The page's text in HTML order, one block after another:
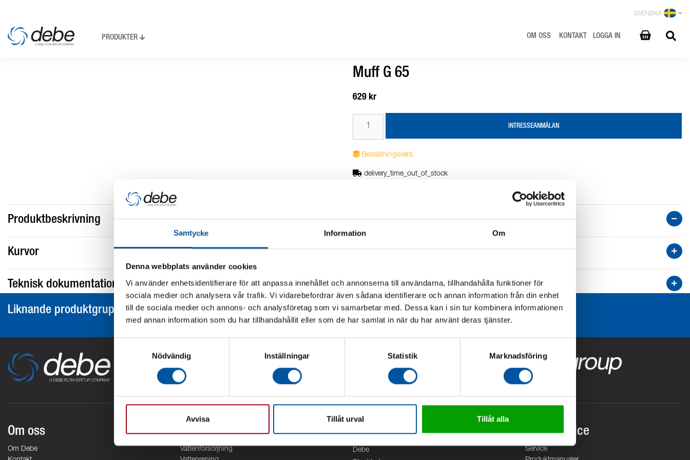
Samtycke Information Om
Denna webbplats använder cookies
Vi använder enhetsidentifierare för att anpassa innehållet och annonserna till användarna, tillhandahålla funktioner för
sociala medier och analysera vår trafik. Vi vidarebefordrar även sådana identifierare och annan information från din enhet
till de sociala medier och annons- och analysföretag som vi samarbetar med. Dessa kan i sin tur kombinera informationen
med annan information som du har tillhandahållit eller som de har samlat in när du har använt deras tjänster.
Nödvändig
Inställningar Statistik Marknadsföring
Avvisa Tillåt urval Tillåt alla
SVENSKA
PRODUKTER OM OSS KONTAKT LOGGA IN
Muff G 65
629 kr
INTRESSEANMÄLAN
Beställningsvara
delivery_time_out_of_stock
Produktbeskrivning
Kurvor
Teknisk dokumentation
Liknande produktgrupper
Om oss
Om Debe
Områden
Vattenförsörjning
Kontor
Debe
Kundservice
Service